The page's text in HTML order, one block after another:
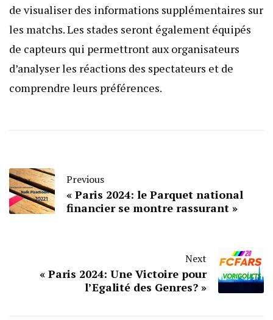
de visualiser des informations supplémentaires sur
les matchs. Les stades seront également équipés
de capteurs qui permettront aux organisateurs
d’analyser les réactions des spectateurs et de
comprendre leurs préférences.
Previous
« Paris 2024: le Parquet national
financier se montre rassurant »
Next
« Paris 2024: Une Victoire pour
l’Egalité des Genres? »